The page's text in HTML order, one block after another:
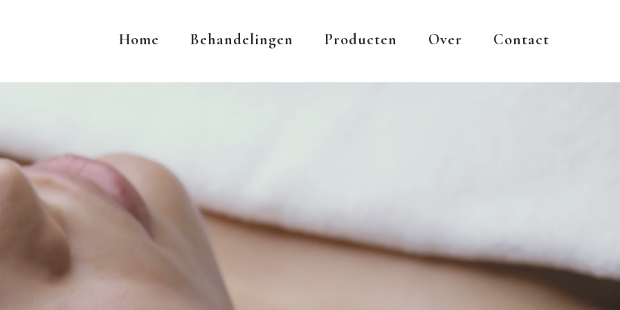
Home Behandelingen Producten Over Contact